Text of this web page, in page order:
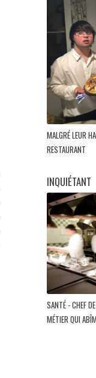
MALGRÉ LEUR
RESTAURANT
INQUIÉTANT
SANTÉ - CHEF
MÉTIER QUI